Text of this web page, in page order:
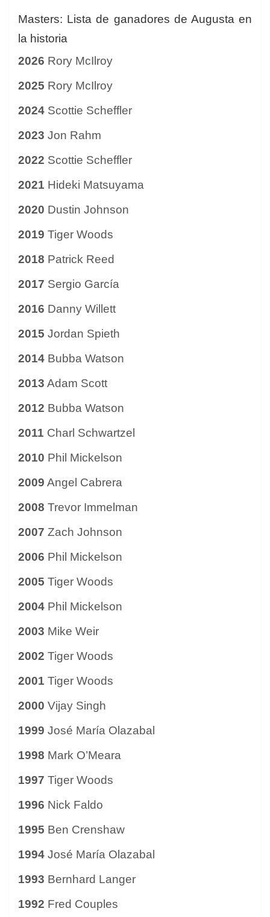
Masters: Lista de ganadores de Augusta en
la historia
2026 Rory McIlroy
2025 Rory McIlroy
2024 Scottie Scheffler
2023 Jon Rahm
2022 Scottie Scheffler
2021 Hideki Matsuyama
2020 Dustin Johnson
2019 Tiger Woods
2018 Patrick Reed
2017 Sergio García
2016 Danny Willett
2015 Jordan Spieth
2014 Bubba Watson
2013 Adam Scott
2012 Bubba Watson
2011 Charl Schwartzel
2010 Phil Mickelson
2009 Angel Cabrera
2008 Trevor Immelman
2007 Zach Johnson
2006 Phil Mickelson
2005 Tiger Woods
2004 Phil Mickelson
2003 Mike Weir
2002 Tiger Woods
2001 Tiger Woods
2000 Vijay Singh
1999 José María Olazabal
1998 Mark O’Meara
1997 Tiger Woods
1996 Nick Faldo
1995 Ben Crenshaw
1994 José María Olazabal
1993 Bernhard Langer
1992 Fred Couples